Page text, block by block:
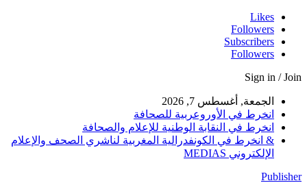
Likes
Followers
Subscribers
Followers
Sign in / Join
الجمعة, أغسطس 7, 2026
انخرط في الأوروعربية للصحافة
انخرط في النقابة الوطنية للإعلام والصحافة
& انخرط في الكونفدرالية المغربية لناشري الصحف والإعلام
الإلكتروني MEDIAS
Publisher